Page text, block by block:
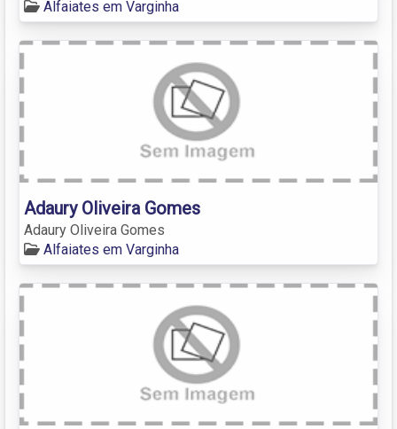
Alfaiates em Varginha
Adaury Oliveira Gomes
Adaury Oliveira Gomes
Alfaiates em Varginha